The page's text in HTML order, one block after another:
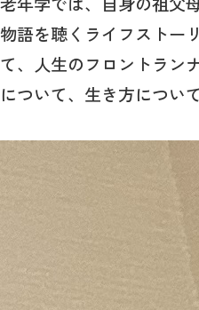
物語を聴くライフストー
て、人生のフロントラン
について、生き方につい